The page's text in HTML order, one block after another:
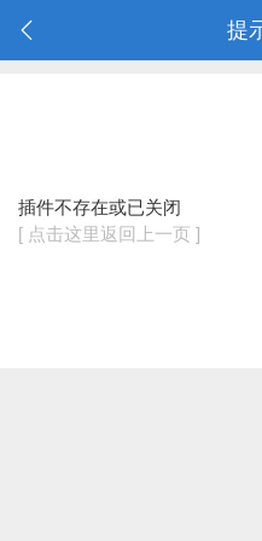
提
插件不存在或已关闭
[ 点击这里返回上一页 ]